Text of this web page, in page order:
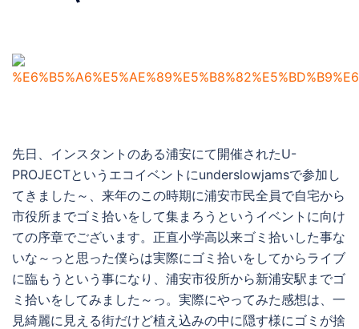
先日、インスタントのある浦安にて開催されたU-
PROJECTというエコイベントにunderslowjamsで参加し
てきました～、来年のこの時期に浦安市民全員で自宅から
市役所までゴミ拾いをして集まろうというイベントに向け
ての序章でございます。正直小学高以来ゴミ拾いした事な
いな～っと思った僕らは実際にゴミ拾いをしてからライブ
に臨もうという事になり、浦安市役所から新浦安駅までゴ
ミ拾いをしてみました～っ。実際にやってみた感想は、一
見綺麗に見える街だけど植え込みの中に隠す様にゴミが捨